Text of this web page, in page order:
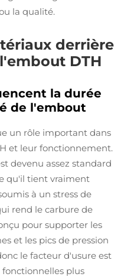
la qualité.
derrière
DTH
la durée
de l'embout
un rôle important dans
et leur fonctionnement.
devenu assez standard
qu'il tient vraiment
à un stress de
rend le carbure de
pour supporter les
et les pics de pression
le facteur d'usure est
plus